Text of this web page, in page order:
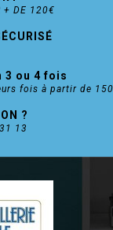
+ DE 120€
3 ou 4 fois
fois à partir de
?
13